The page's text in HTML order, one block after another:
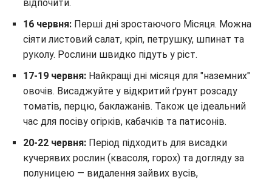
відпочити.
16 червня: Перші дні зростаючого Місяця. Можна
сіяти листовий салат, кріп, петрушку, шпинат та
руколу. Рослини швидко підуть у ріст.
17-19 червня: Найкращі дні місяця для "наземних"
овочів. Висаджуйте у відкритий ґрунт розсаду
томатів, перцю, баклажанів. Також це ідеальний
час для посіву огірків, кабачків та патисонів.
20-22 червня: Період підходить для висадки
кучерявих рослин (квасоля, горох) та догляду за
полуницею — видалення зайвих вусів,